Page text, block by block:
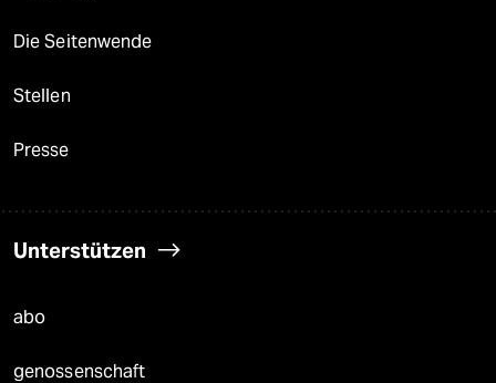
Die Seitenwende
Stellen
Presse
Unterstützen
abo
genossenschaft